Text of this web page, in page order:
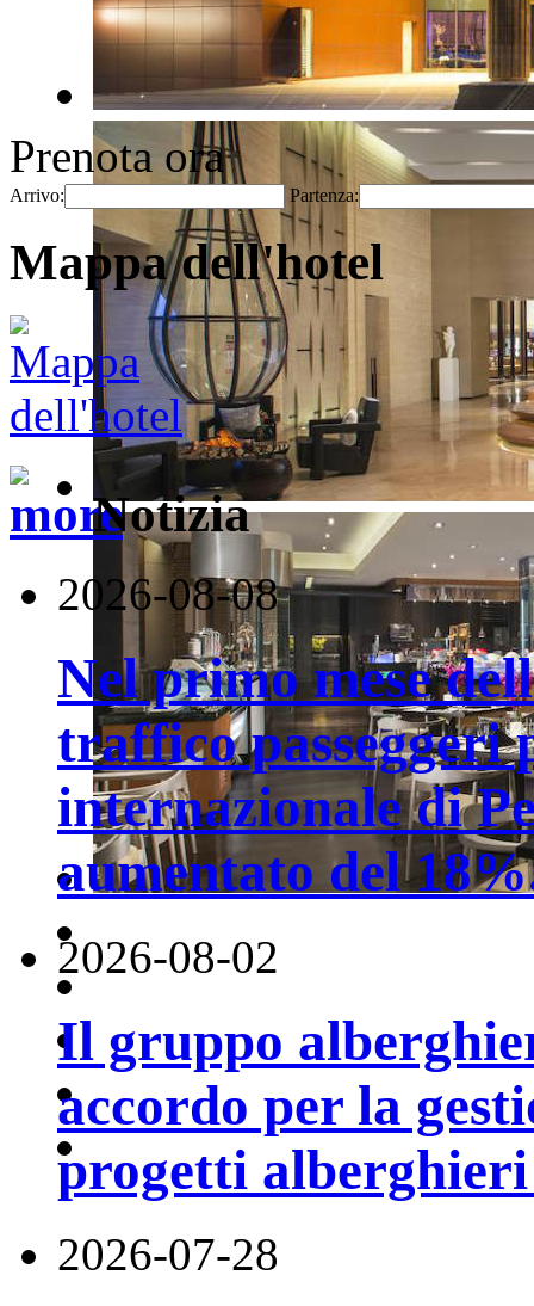
Prenota ora
Arrivo: Partenza:
Mappa dell'hotel
Notizia
2026-08-08
Nel primo mese
traffico passeggeri
internazionale di
aumentato del
2026-08-02
Il gruppo
accordo per la
progetti
2026-07-28